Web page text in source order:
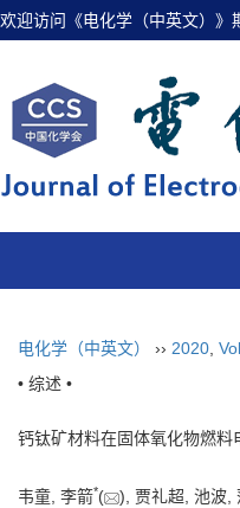
欢迎访问《电化学（中英文）》
电化学（中英文） ›› 2020
• 综述 •
钙钛矿材料在固体氧化物燃料
韦童, 李箭*( ), 贾礼超, 池波